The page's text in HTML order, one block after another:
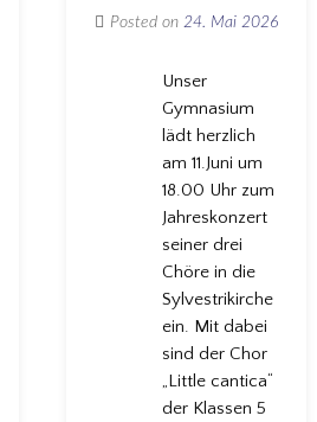
Posted on 24. Mai 2026
Unser
Gymnasium
lädt herzlich
am 11.Juni um
18.00 Uhr zum
Jahreskonzert
seiner drei
Chöre in die
Sylvestrikirche
ein. Mit dabei
sind der Chor
„Little cantica“
der Klassen 5